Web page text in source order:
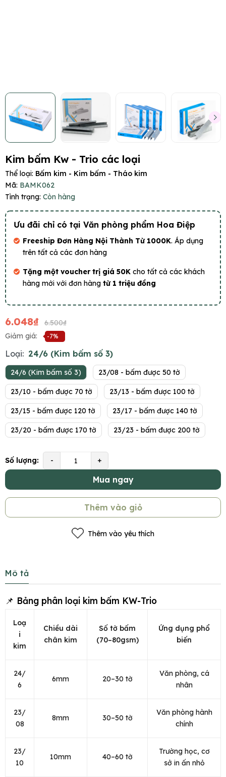
Kim bấm Kw - Trio các loại
Thể loại: Bấm kim - Kim bấm - Tháo kim
Mã: BAMK062
Tình trạng: Còn hàng
Ưu đãi chỉ có tại Văn phòng phẩm Hoa Điệp
Freeship Đơn Hàng Nội Thành Từ 1000K. Áp dụng
trên tất cả các đơn hàng
Tặng một voucher trị giá 50K cho tất cả các khách
hàng mới với đơn hàng từ 1 triệu đồng
6.048₫
6.500₫
Giảm giá:
-7%
Loại: 24/6 (Kim bấm số 3)
24/6 (Kim bấm số 3) 23/08 - bấm được 50 tờ
23/10 - bấm được 70 tờ 23/13 - bấm được 100 tờ
23/15 - bấm được 120 tờ 23/17 - bấm được 140 tờ
23/20 - bấm được 170 tờ 23/23 - bấm được 200 tờ
Số lượng: - +
Mua ngay
Thêm vào giỏ
Thêm vào yêu thích
Mô tả
📌 Bảng phân loại kim bấm KW-Trio
Loạ
i
kim
Chiều dài
chân kim
Số tờ bấm
(70–80gsm)
Ứng dụng phổ
biến
24/
6
6mm 20–30 tờ
Văn phòng, cá
nhân
23/
08
8mm 30–50 tờ
Văn phòng hành
chính
23/
10
10mm 40–60 tờ
Trường học, cơ
sở in ấn nhỏ